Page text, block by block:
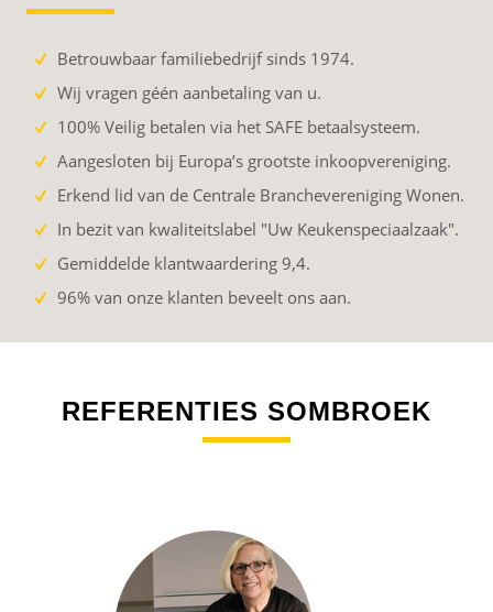
Betrouwbaar familiebedrijf sinds 1974.
Wij vragen géén aanbetaling van u.
100% Veilig betalen via het SAFE betaalsysteem.
Aangesloten bij Europa’s grootste inkoopvereniging.
Erkend lid van de Centrale Branchevereniging Wonen.
In bezit van kwaliteitslabel "Uw Keukenspeciaalzaak".
Gemiddelde klantwaardering 9,4.
96% van onze klanten beveelt ons aan.
REFERENTIES SOMBROEK